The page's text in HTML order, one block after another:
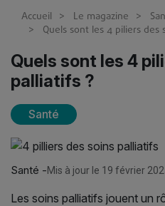
Accueil Le magazine
Quels sont les 4 piliers des
Quels sont les 4
palliatifs ?
Santé
Santé -Mis à jour le 19 février
Les soins palliatifs jouent un